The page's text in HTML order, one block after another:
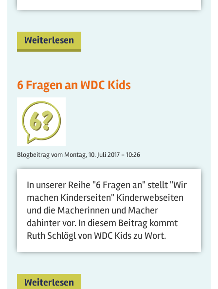
Weiterlesen
6 Fragen an WDC Kids
Blogbeitrag vom Montag, 10. Juli 2017 - 10:26
In unserer Reihe "6 Fragen an" stellt "Wir
machen Kinderseiten" Kinderwebseiten
und die Macherinnen und Macher
dahinter vor. In diesem Beitrag kommt
Ruth Schlögl von WDC Kids zu Wort.
Weiterlesen